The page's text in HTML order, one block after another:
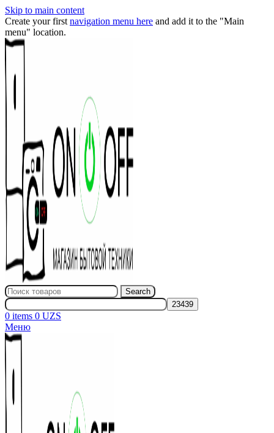
Skip to main content
Create your first navigation menu here and add it to the "Main
menu" location.
Search
0 items 0 UZS
Меню